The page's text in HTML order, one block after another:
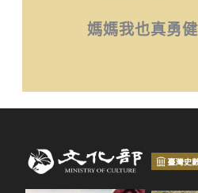
媽媽我也真勇健